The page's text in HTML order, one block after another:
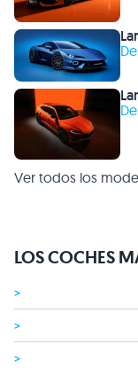
Ver todos los
LOS COCHES
>
>
>